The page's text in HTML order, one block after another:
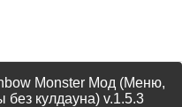
Monster Мод (Меню,
без кулдауна) v.1.5.3